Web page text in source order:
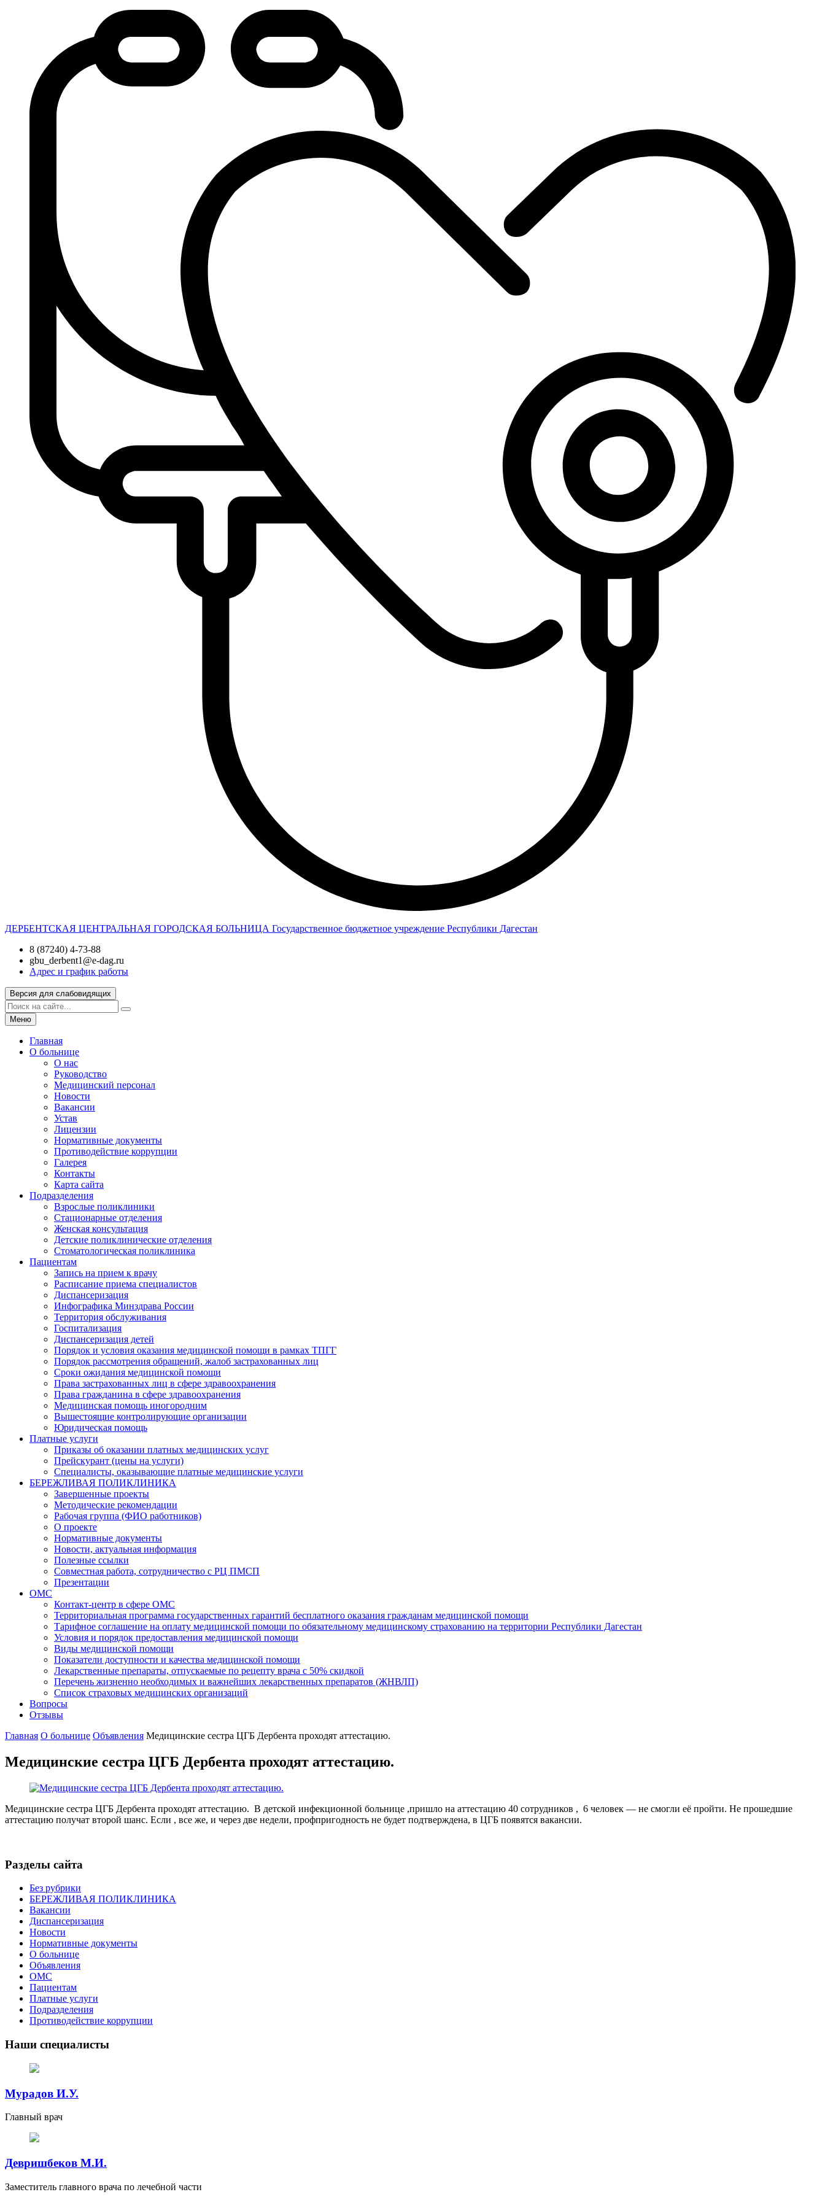
ДЕРБЕНТСКАЯ ЦЕНТРАЛЬНАЯ ГОРОДСКАЯ БОЛЬНИЦА Государственное бюджетное учреждение Республики Дагестан
8 (87240) 4-73-88
gbu_derbent1@e-dag.ru
Адрес и график работы
Версия для слабовидящих
Меню
Главная
О больнице
О нас
Руководство
Медицинский персонал
Новости
Вакансии
Устав
Лицензии
Нормативные документы
Противодействие коррупции
Галерея
Контакты
Карта сайта
Подразделения
Взрослые поликлиники
Стационарные отделения
Женская консультация
Детские поликлинические отделения
Стоматологическая поликлиника
Пациентам
Запись на прием к врачу
Расписание приема специалистов
Диспансеризация
Инфографика Минздрава России
Территория обслуживания
Госпитализация
Диспансеризация детей
Порядок и условия оказания медицинской помощи в рамках ТПГГ
Порядок рассмотрения обращений, жалоб застрахованных лиц
Сроки ожидания медицинской помощи
Права застрахованных лиц в сфере здравоохранения
Права гражданина в сфере здравоохранения
Медицинская помощь иногородним
Вышестоящие контролирующие организации
Юридическая помощь
Платные услуги
Приказы об оказании платных медицинских услуг
Прейскурант (цены на услуги)
Специалисты, оказывающие платные медицинские услуги
БЕРЕЖЛИВАЯ ПОЛИКЛИНИКА
Завершенные проекты
Методические рекомендации
Рабочая группа (ФИО работников)
О проекте
Нормативные документы
Новости, актуальная информация
Полезные ссылки
Совместная работа, сотрудничество с РЦ ПМСП
Презентации
ОМС
Контакт-центр в сфере ОМС
Территориальная программа государственных гарантий бесплатного оказания гражданам медицинской помощи
Тарифное соглашение на оплату медицинской помощи по обязательному медицинскому страхованию на территории Республики Дагестан
Условия и порядок предоставления медицинской помощи
Виды медицинской помощи
Показатели доступности и качества медицинской помощи
Лекарственные препараты, отпускаемые по рецепту врача с 50% скидкой
Перечень жизненно необходимых и важнейших лекарственных препаратов (ЖНВЛП)
Список страховых медицинских организаций
Вопросы
Отзывы
Главная О больнице Объявления Медицинские сестра ЦГБ Дербента проходят аттестацию.
Медицинские сестра ЦГБ Дербента проходят аттестацию.
Медицинские сестра ЦГБ Дербента проходят аттестацию. В детской инфекционной больнице ,пришло на аттестацию 40 сотрудников , 6 человек — не смогли её пройти. Не прошедшие
аттестацию получат второй шанс. Если , все же, и через две недели, профпригодность не будет подтверждена, в ЦГБ появятся вакансии.
Разделы сайта
Без рубрики
БЕРЕЖЛИВАЯ ПОЛИКЛИНИКА
Вакансии
Диспансеризация
Новости
Нормативные документы
О больнице
Объявления
ОМС
Пациентам
Платные услуги
Подразделения
Противодействие коррупции
Наши специалисты
Мурадов И.У.
Главный врач
Девришбеков М.И.
Заместитель главного врача по лечебной части